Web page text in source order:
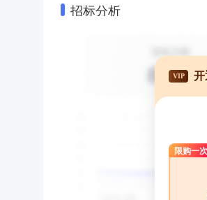
招标分析
VIP 开
限购一次